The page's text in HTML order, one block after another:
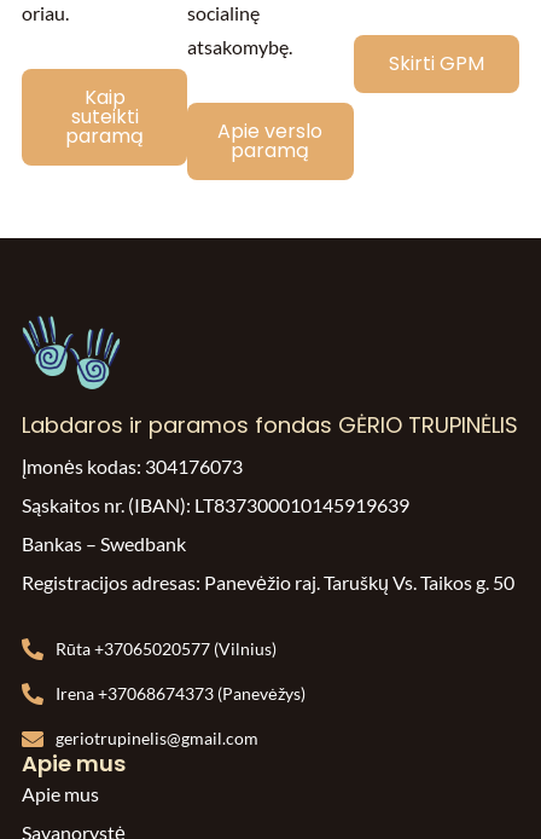
oriau.
Kaip
suteikti
paramą
socialinę
atsakomybę.
Apie verslo
paramą
Skirti GPM
Labdaros ir paramos fondas GĖRIO TRUPINĖLIS
Įmonės kodas: 304176073
Sąskaitos nr. (IBAN): LT837300010145919639
Bankas – Swedbank
Registracijos adresas: Panevėžio raj. Taruškų Vs. Taikos g. 50
Rūta +37065020577 (Vilnius)
Irena +37068674373 (Panevėžys)
geriotrupinelis@gmail.com
Apie mus
Apie mus
Savanorystė